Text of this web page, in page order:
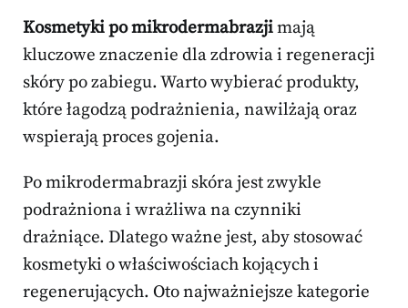
Kosmetyki po mikrodermabrazjimają
kluczowe znaczenie dla zdrowia i regeneracji
skóry po zabiegu. Warto wybierać produkty,
które łagodzą podrażnienia, nawilżają oraz
wspierają proces gojenia.
Po mikrodermabrazji skóra jest zwykle
podrażniona i wrażliwa na czynniki
drażniące. Dlatego ważne jest, aby stosować
kosmetyki o właściwościach kojących i
regenerujących. Oto najważniejsze kategorie